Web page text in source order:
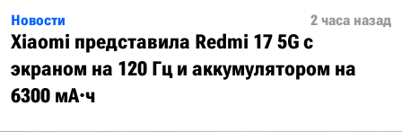
Новости 2 часа назад
Xiaomi представила Redmi 17 5G с
экраном на 120 Гц и аккумулятором на
6300 мА·ч